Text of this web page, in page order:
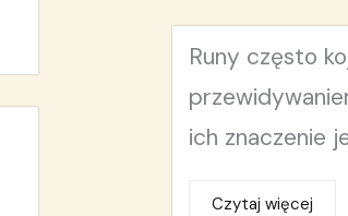
Runy często
ich znaczenie
Czytaj więcej